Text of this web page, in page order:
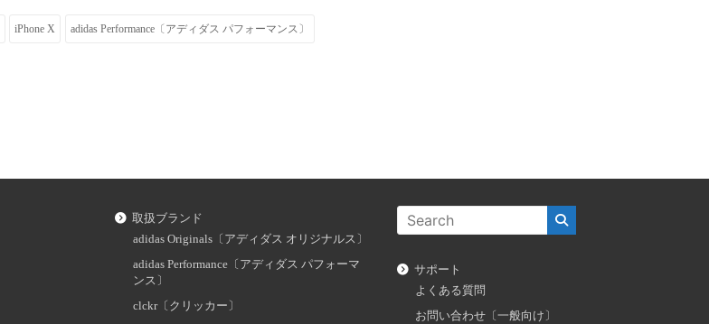
iPhone X adidas Performance〔アディダス パフォーマンス〕
取扱ブランド
adidas Originals〔アディダス オリジナルス〕
adidas Performance〔アディダス パフォーマ
ンス〕
clckr〔クリッカー〕
サポート
よくある質問
お問い合わせ〔一般向け〕